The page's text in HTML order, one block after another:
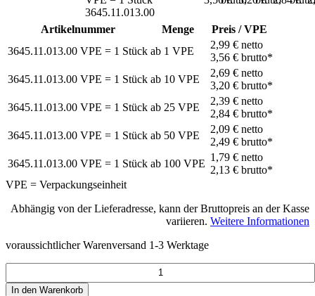
3645.11.013.00
Artikelnummer Menge
Preis / VPE
3645.11.013.00 VPE = 1 Stück ab 1 VPE
2,99 €netto
3,56 €brutto*
3645.11.013.00 VPE = 1 Stück ab 10 VPE
2,69 €netto
3,20 €brutto*
3645.11.013.00 VPE = 1 Stück ab 25 VPE
2,39 €netto
2,84 €brutto*
3645.11.013.00 VPE = 1 Stück ab 50 VPE
2,09 €netto
2,49 €brutto*
3645.11.013.00 VPE = 1 Stück ab 100 VPE
1,79 €netto
2,13 €brutto*
VPE = Verpackungseinheit
Abhängig von der Lieferadresse, kann der Bruttopreis an der Kasse
variieren. Weitere Informationen
voraussichtlicher Warenversand 1-3 Werktage
In den Warenkorb